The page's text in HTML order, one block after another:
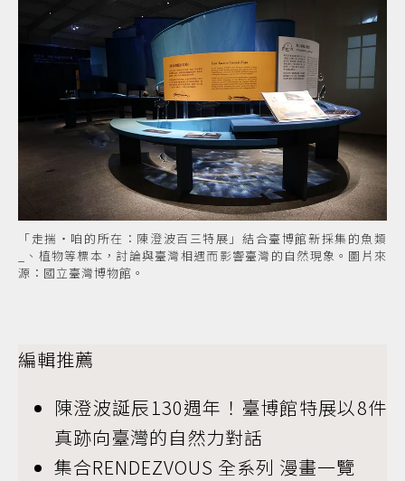
「走揣・咱的所在：陳澄波百三特展」結合臺博館新採集的魚類
_、植物等標本，討論與臺灣相遇而影響臺灣的自然現象。圖片來
源：國立臺灣博物館。
編輯推薦
陳澄波誕辰130週年！臺博館特展以8件
真跡向臺灣的自然力對話
集合RENDEZVOUS 全系列 漫畫一覽